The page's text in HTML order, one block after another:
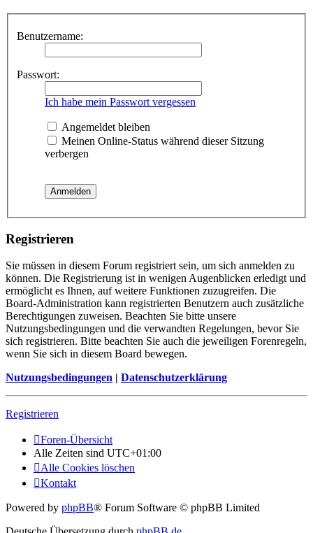
Benutzername:
Passwort:
Ich habe mein Passwort vergessen
Angemeldet bleiben
Meinen Online-Status während dieser Sitzung
verbergen
Registrieren
Sie müssen in diesem Forum registriert sein, um sich anmelden zu
können. Die Registrierung ist in wenigen Augenblicken erledigt und
ermöglicht es Ihnen, auf weitere Funktionen zuzugreifen. Die
Board-Administration kann registrierten Benutzern auch zusätzliche
Berechtigungen zuweisen. Beachten Sie bitte unsere
Nutzungsbedingungen und die verwandten Regelungen, bevor Sie
sich registrieren. Bitte beachten Sie auch die jeweiligen Forenregeln,
wenn Sie sich in diesem Board bewegen.
Nutzungsbedingungen | Datenschutzerklärung
Registrieren
Foren-Übersicht
Alle Zeiten sind UTC+01:00
Alle Cookies löschen
Kontakt
Powered by phpBB® Forum Software © phpBB Limited